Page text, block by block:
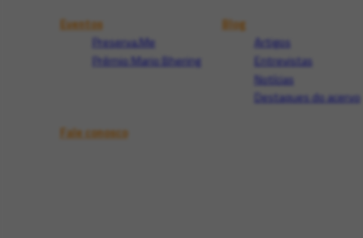
Eventos
Preserva.Me
Prêmio Mario Bhering
Blog
Artigos
Entrevistas
Notícias
Destaques do acervo
Fale conosco